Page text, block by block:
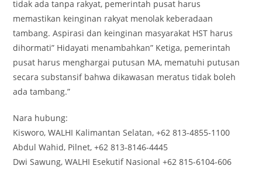
tidak ada tanpa rakyat, pemerintah pusat harus
memastikan keinginan rakyat menolak keberadaan
tambang. Aspirasi dan keinginan masyarakat HST harus
dihormati” Hidayati menambahkan” Ketiga, pemerintah
pusat harus menghargai putusan MA, mematuhi putusan
secara substansif bahwa dikawasan meratus tidak boleh
ada tambang.”
Nara hubung:
Kisworo, WALHI Kalimantan Selatan, +62 813-4855-1100
Abdul Wahid, Pilnet, +62 813-8146-4445
Dwi Sawung, WALHI Esekutif Nasional +62 815-6104-606